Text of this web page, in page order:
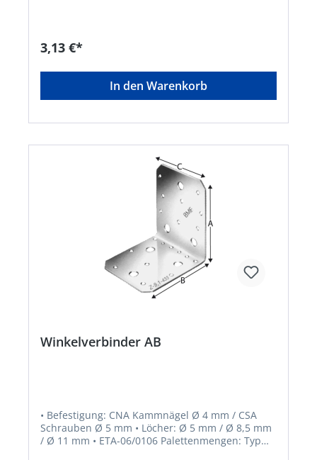
3,13 €*
In den Warenkorb
Winkelverbinder AB
• Befestigung: CNA Kammnägel Ø 4 mm / CSA
Schrauben Ø 5 mm • Löcher: Ø 5 mm / Ø 8,5 mm
/ Ø 11 mm • ETA-06/0106 Palettenmengen: Typ